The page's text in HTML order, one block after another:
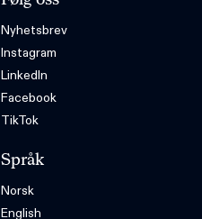
Nyhetsbrev
Instagram
LinkedIn
Facebook
TikTok
Språk
Norsk
English